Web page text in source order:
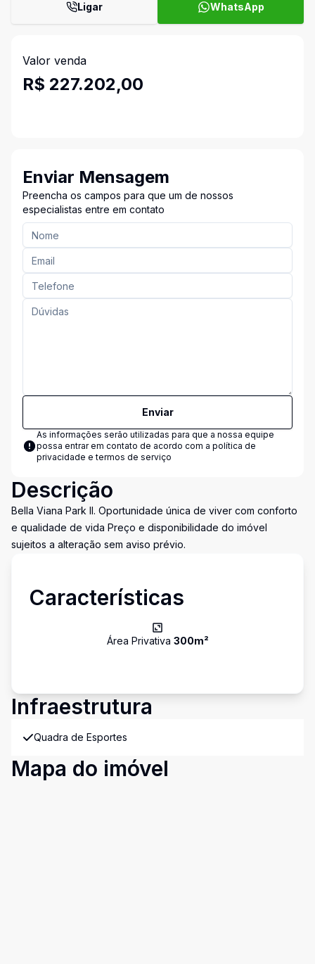
Ligar WhatsApp
Valor venda
R$ 227.202,00
Enviar Mensagem
Preencha os campos para que um de nossos
especialistas entre em contato
Enviar
As informações serão utilizadas para que a nossa equipe
possa entrar em contato de acordo com a política de
privacidade e termos de serviço
Descrição
Bella Viana Park II. Oportunidade única de viver com conforto
e qualidade de vida Preço e disponibilidade do imóvel
sujeitos a alteração sem aviso prévio.
Características
Área Privativa 300m²
Infraestrutura
Quadra de Esportes
Mapa do imóvel